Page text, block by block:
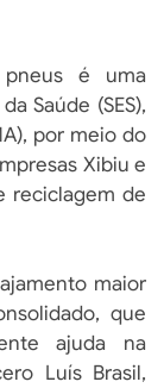
é uma
Saúde (SES),
por meio do
Xibiu e
reciclagem de
maior
que
ajuda na
Luís Brasil,